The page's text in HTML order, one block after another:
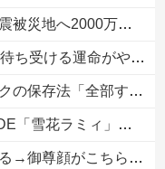
へ2000万円の寄付！
に、経歴自体はとんでもないものだが……
おろしてぴちっとして冷凍」
ィギュア【本日発売】他
→御尊顔がこちら…